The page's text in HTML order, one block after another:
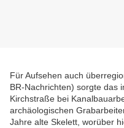
Für Aufsehen auch
BR-Nachrichten) sorgte das
Kirchstraße bei
archäologischen
Jahre alte Skelett, worüber